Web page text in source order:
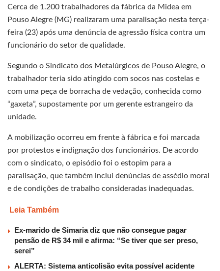
Cerca de 1.200 trabalhadores da fábrica da Midea em
Pouso Alegre (MG) realizaram uma paralisação nesta terça-
feira (23) após uma denúncia de agressão física contra um
funcionário do setor de qualidade.
Segundo o Sindicato dos Metalúrgicos de Pouso Alegre, o
trabalhador teria sido atingido com socos nas costelas e
com uma peça de borracha de vedação, conhecida como
“gaxeta”, supostamente por um gerente estrangeiro da
unidade.
A mobilização ocorreu em frente à fábrica e foi marcada
por protestos e indignação dos funcionários. De acordo
com o sindicato, o episódio foi o estopim para a
paralisação, que também inclui denúncias de assédio moral
e de condições de trabalho consideradas inadequadas.
Leia Também
Ex-marido de Simaria diz que não consegue pagar
pensão de R$ 34 mil e afirma: “Se tiver que ser preso,
serei”
ALERTA: Sistema anticolisão evita possível acidente